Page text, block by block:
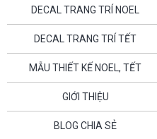
DECAL TRANG TRÍ NOEL
DECAL TRANG TRÍ TẾT
MẪU THIẾT KẾ NOEL, TẾT
GIỚI THIỆU
BLOG CHIA SẺ